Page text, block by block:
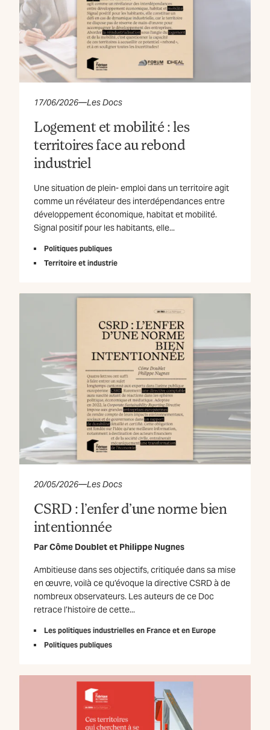
17/06/2026—Les Docs
Logement et mobilité : les
territoires face au rebond
industriel
Une situation de plein- emploi dans un territoire agit
comme un révélateur des interdépendances entre
développement économique, habitat et mobilité.
Signal positif pour les habitants, elle...
Politiques publiques
Territoire et industrie
20/05/2026—Les Docs
CSRD : l’enfer d’une norme bien
intentionnée
ParCôme Doubletet Philippe Nugnes
Ambitieuse dans ses objectifs, critiquée dans sa mise
en œuvre, voilà ce qu’évoque la directive CSRD à de
nombreux observateurs. Les auteurs de ce Doc
retrace l’histoire de cette...
Les politiques industrielles en France et en Europe
Politiques publiques